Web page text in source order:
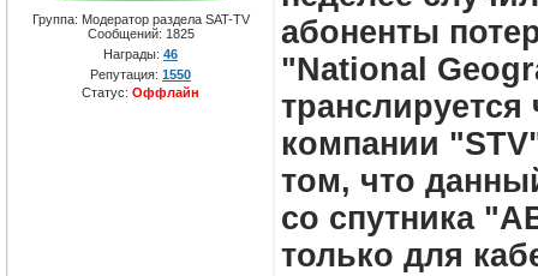
Группа: Модератор раздела SAT-TV
Сообщений: 1825
Награды: 46
Репутация: 1550
Статус: Оффлайн
абоненты
"National
компании
том, что
со спутника
только для